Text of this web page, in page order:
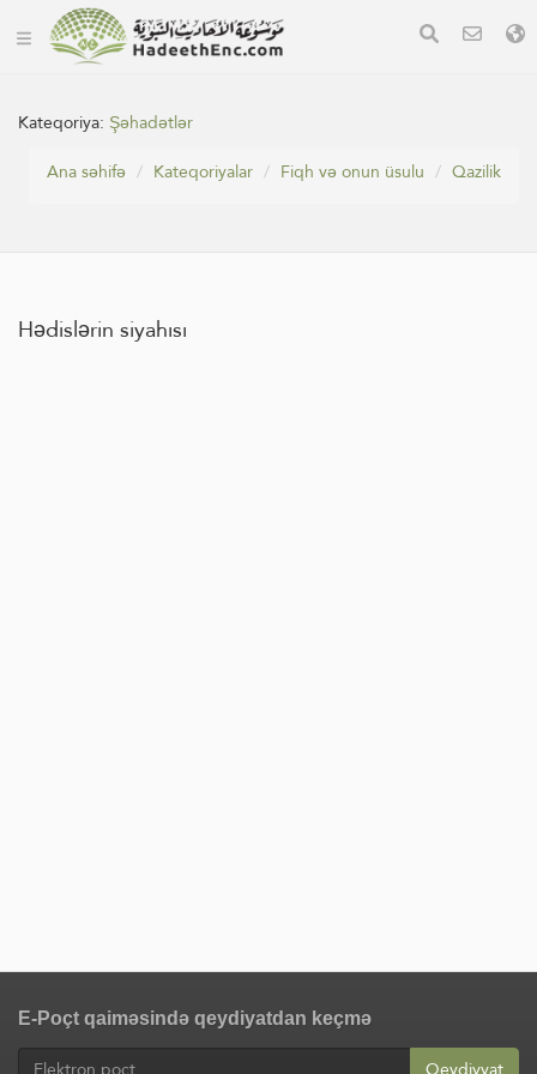
Kateqoriya: Şəhadətlər
Ana səhifə
Kateqoriyalar Fiqh və onun üsulu Qazilik
Hədislərin siyahısı
E-Poçt qaiməsində qeydiyatdan keçmə